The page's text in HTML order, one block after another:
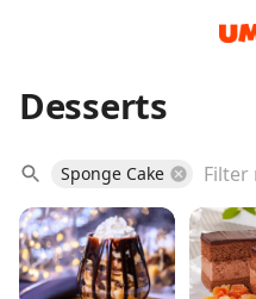
Desserts
Sponge Cake